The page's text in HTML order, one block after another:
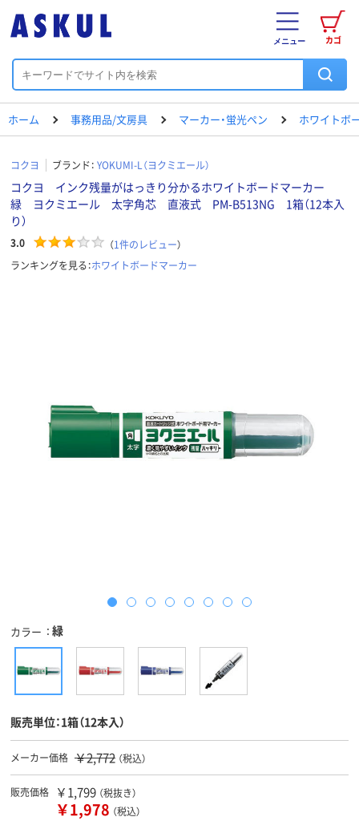
カゴ
メニュー
ホーム 事務用品/文房具 マーカー・蛍光ペン ホワイトボ
コクヨ ブランド： YOKUMI-L（ヨクミエール）
コクヨ インク残量がはっきり分かるホワイトボードマーカー
緑 ヨクミエール 太字角芯 直液式 PM-B513NG 1箱（12本入
り）
3.0 （1件のレビュー）
ランキングを見る：ホワイトボードマーカー
カラー 緑
販売単位：1箱（12本入）
メーカー価格 ￥2,772 （税込）
販売価格 ￥1,799 （税抜き）
￥1,978 （税込）